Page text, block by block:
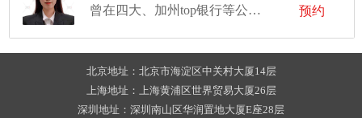
曾在四大、加州top银行等公司实习
预约
北京地址：北京市海淀区中关村大厦14层
上海地址：上海黄浦区世界贸易大厦26层
深圳地址：深圳南山区华润置地大厦E座28层